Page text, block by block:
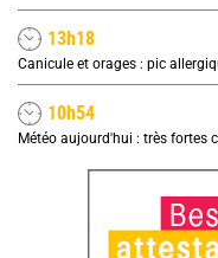
13h18
Canicule et orages : pic
10h54